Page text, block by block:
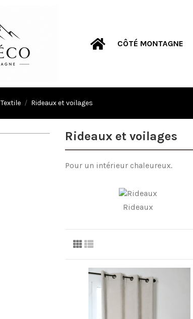
CÔTÉ MONTAGNE
Textile Rideaux et voilages
Rideaux et voilages
Pour un intérieur chaleureux.
Rideaux